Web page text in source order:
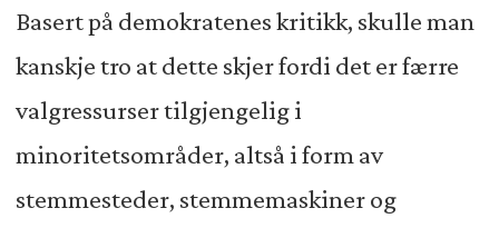
Basert på demokratenes kritikk, skulle man
kanskje tro at dette skjer fordi det er færre
valgressurser tilgjengelig i
minoritetsområder, altså i form av
stemmesteder, stemmemaskiner og